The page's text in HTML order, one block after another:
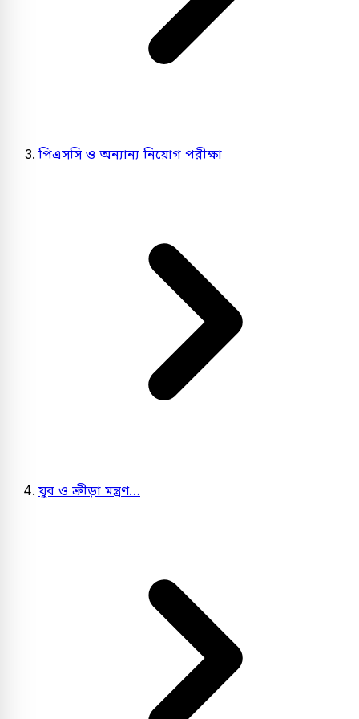
পিএসসি ও অন্যান্য নিয়োগ পরীক্ষা
যুব ও ক্রীড়া মন্ত্রণ…